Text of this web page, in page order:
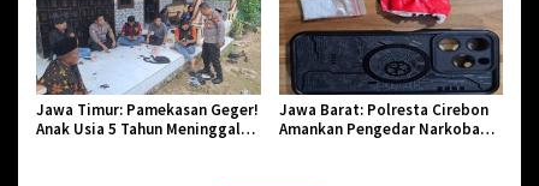
Jawa Timur: Pamekasan Geger!
Anak Usia 5 Tahun Meninggal
Jawa Barat: Polresta Cirebon
Amankan Pengedar Narkoba